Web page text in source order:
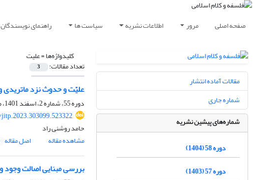
صفحه اصلی مرور اطلاعات نشریه سیاست ها راهنمای نویسندگان
کلیدواژه‌ها =علیت
تعداد مقالات: 3
علیّت و حدوث نزد ماتریدی
دوره 55، شماره 2، اسفند 1401، صفحه
حامد روشنی راد
مشاهده مقاله
اصل مقاله
بررسی مبنایی اصالت وجود
مقالات آماده انتشار
شماره جاری
شماره‌های پیشین نشریه
دوره 58 (1404)
دوره 57 (1403)